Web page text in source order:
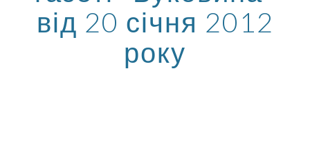
від 20 січня 2012
року